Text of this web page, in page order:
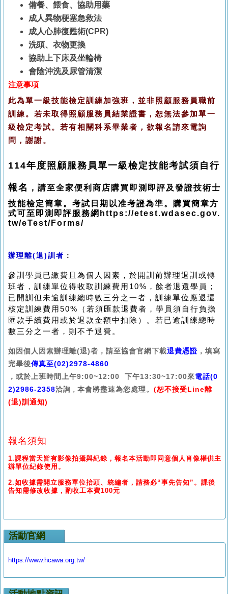
備餐、餵食、協助用藥
成人異物梗塞急救法
成人心肺復甦術(CPR)
洗頭、衣物更換
協助上下床及坐輪椅
會陰沖洗及尿管清潔
注意事項
此為單一級技能檢定訓練加強班，並非照顧服務員職前
訓練。若未取得照顧服務員結業證書，恕無法參加單一
級檢定考試。 若有相關科系畢業者，欲報名請來電詢
問，謝謝。
114年度照顧服務員單一級檢定技能考試須自行
報名 ， 請至全家便利商店購買即測即評及發證技術士
技能檢定簡章。 考試日期以准考證為準。購買簡章方
式可至即測即評服務網https://etest.wdasec.gov.
tw/eTest/Forms/
辦理離(退)訓者 ：
參訓學員已繳費且為個人因素，於開訓前辦理退訓或轉
班者，訓練單位得收取訓練費用10%，餘者退還學員；
已開訓但未逾訓練總時數三分之一者，訓練單位應退還
核定訓練費用50%（若須匯款退費者，學員須自行負擔
匯款手續費用或於退款金額中扣除）。若已逾訓練總時
數三分之一者，則不予退費。
如因個人因素辦理離(退)者，請至協會官網下載退費憑證 ，填寫
完畢後傳真至(02)2978-4860
， 或於上班時間上午9:00~12:00 下午13:30~17:00來電話(0
2)2986-2358洽詢 ， 本會將盡速為您處理。 (恕不接受Line離
(退)訓通知)
報名須知
1.課程當天皆有影像拍攝與紀錄，報名本活動即同意個人肖像權供主
辦單位紀錄使用。
2.如收據需開立服務單位抬頭、統編者，請務必“事先告知”。課後
告知需修改收據，酌收工本費100元
活動官網
https://www.hcawa.org.tw/